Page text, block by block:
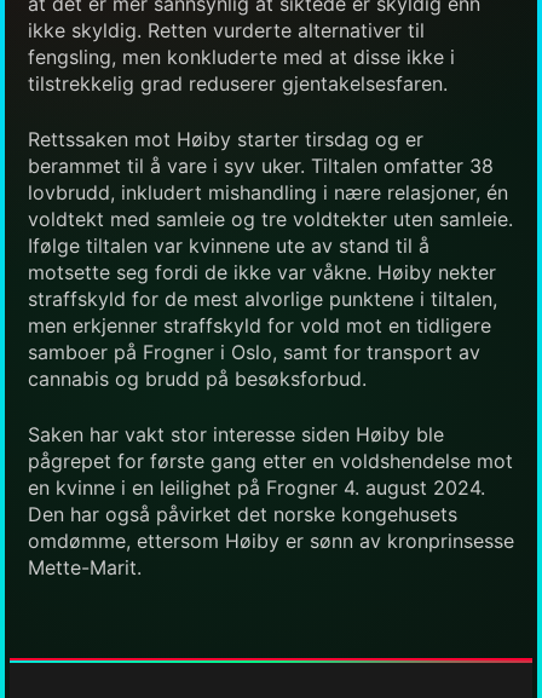
ikke skyldig. Retten vurderte alternativer til
fengsling, men konkluderte med at disse ikke i
tilstrekkelig grad reduserer gjentakelsesfaren.
Rettssaken mot Høiby starter tirsdag og er
berammet til å vare i syv uker. Tiltalen omfatter 38
lovbrudd, inkludert mishandling i nære relasjoner, én
voldtekt med samleie og tre voldtekter uten samleie.
Ifølge tiltalen var kvinnene ute av stand til å
motsette seg fordi de ikke var våkne. Høiby nekter
straffskyld for de mest alvorlige punktene i tiltalen,
men erkjenner straffskyld for vold mot en tidligere
samboer på Frogner i Oslo, samt for transport av
cannabis og brudd på besøksforbud.
Saken har vakt stor interesse siden Høiby ble
pågrepet for første gang etter en voldshendelse mot
en kvinne i en leilighet på Frogner 4. august 2024.
Den har også påvirket det norske kongehusets
omdømme, ettersom Høiby er sønn av kronprinsesse
Mette-Marit.